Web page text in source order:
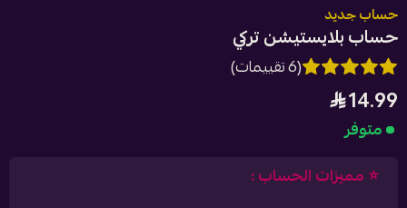
حساب جديد
حساب بلايستيشن تركي
(6 تقييمات)
14.99
متوفر
⭐️ مميزات الحساب :